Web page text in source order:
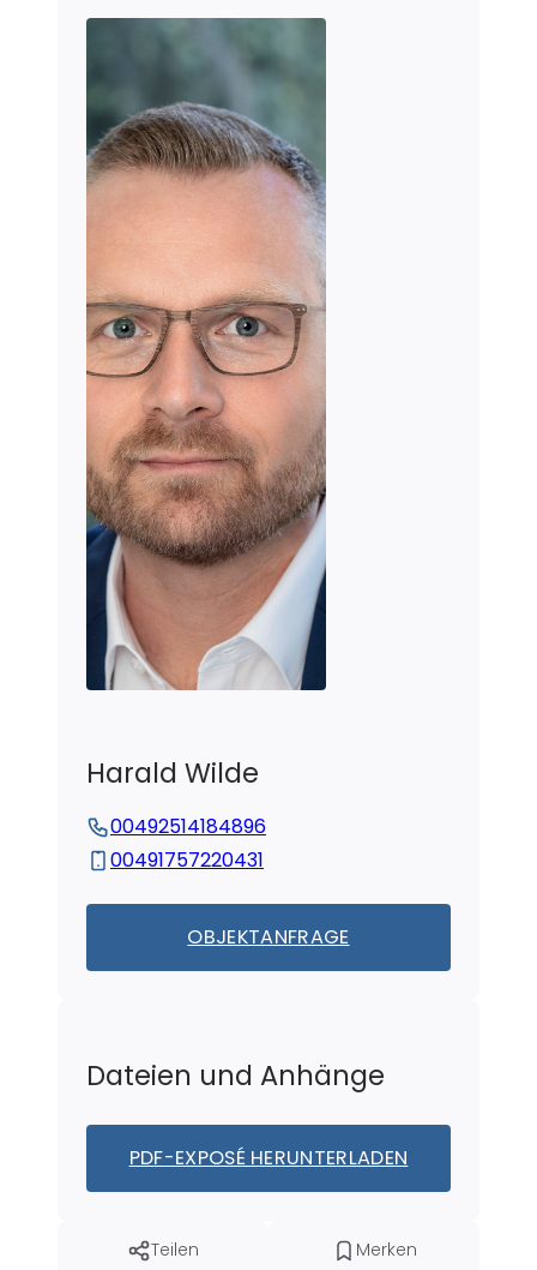
Teilen Merken
Harald Wilde
00492514184896
00491757220431
OBJEKTANFRAGE
Dateien und Anhänge
PDF-EXPOSÉ HERUNTERLADEN